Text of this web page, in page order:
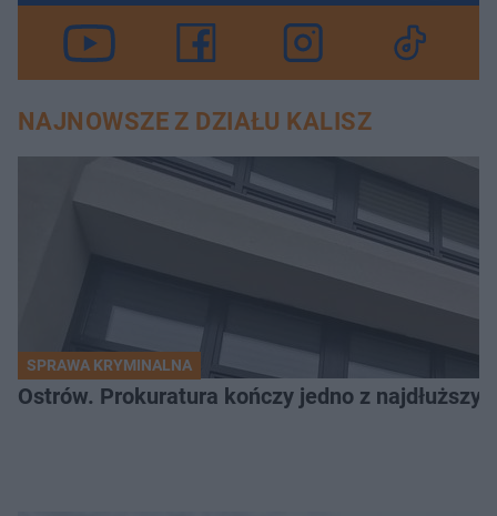
NAJNOWSZE Z DZIAŁU KALISZ
SPRAWA KRYMINALNA
Ostrów. Prokuratura kończy jedno z